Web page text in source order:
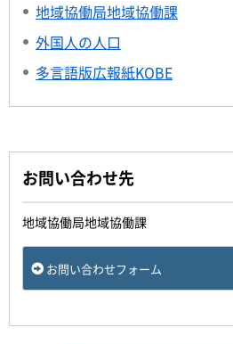
地域協働局地域協働課
外国人の人口
多言語版広報紙KOBE
お問い合わせ先
地域協働局地域協働課
お問い合わせフォーム